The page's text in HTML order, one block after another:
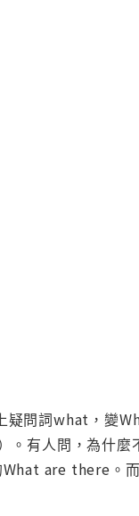
疑問詞what，變
有人問，為什
are there。